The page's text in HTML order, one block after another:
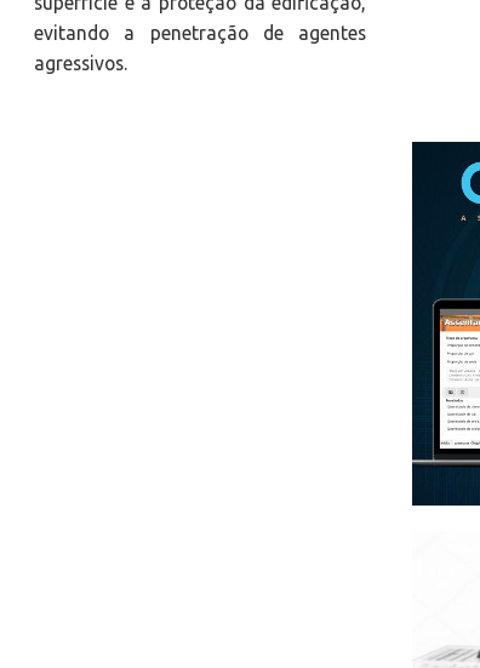
evitando a penetração de agentes
agressivos.